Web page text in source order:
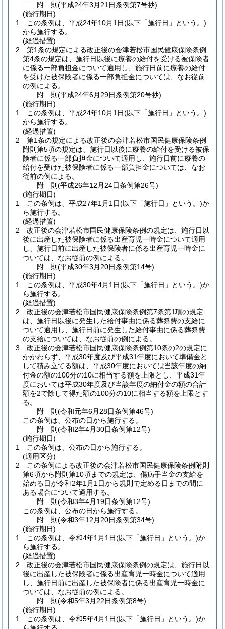
附 則(平成24年3月21日条例第7号抄)
(施行期日)
1
この条例は、平成24年10月1日(以下「施行日」という。)
から施行する。
(経過措置)
2
第1条の規定による改正後の会津若松市国民健康保険条例
第4条の規定は、施行日以後に療養の給付を受ける被保険者
に係る一部負担金について適用し、施行日前に療養の給付
を受けた被保険者に係る一部負担金については、なお従前
の例による。
附 則(平成24年6月29日条例第20号抄)
(施行期日)
1
この条例は、平成24年10月1日(以下「施行日」という。)
から施行する。
(経過措置)
2
第1条の規定による改正後の会津若松市国民健康保険条例
附則第5項の規定は、施行日以後に療養の給付を受ける被保
険者に係る一部負担金について適用し、施行日前に療養の
給付を受けた被保険者に係る一部負担金については、なお
従前の例による。
附 則(平成26年12月24日条例第26号)
(施行期日)
1
この条例は、平成27年1月1日(以下「施行日」という。)か
ら施行する。
(経過措置)
2
改正後の会津若松市国民健康保険条例の規定は、施行日以
後に出産した被保険者に係る出産育児一時金について適用
し、施行日前に出産した被保険者に係る出産育児一時金に
ついては、なお従前の例による。
附 則(平成30年3月20日条例第14号)
(施行期日)
1
この条例は、平成30年4月1日(以下「施行日」という。)か
ら施行する。
(経過措置)
2
改正後の会津若松市国民健康保険条例第7条第1項の規定
は、施行日以後に発生した給付事由に係る葬祭費の支給に
ついて適用し、施行日前に発生した給付事由に係る葬祭費
の支給については、なお従前の例による。
3
改正後の会津若松市国民健康保険条例第10条の2の規定に
かかわらず、平成30年度及び平成31年度において準備金と
して積み立てる額は、平成30年度においては当該年度の納
付金の額の100分の10に相当する額を上限とし、平成31年
度においては平成30年度及び当該年度の納付金の額の合計
額を2で除して得た額の100分の10に相当する額を上限とす
る。
附 則(令和元年6月28日条例第46号)
この条例は、公布の日から施行する。
附 則(令和2年4月30日条例第12号)
(施行期日)
1
この条例は、公布の日から施行する。
(適用区分)
2
この条例による改正後の会津若松市国民健康保険条例附則
第6項から附則第10項までの規定は、傷病手当金の支給を
始める日が令和2年1月1日から規則で定める日までの間に
ある場合について適用する。
附 則(令和3年4月19日条例第12号)
この条例は、公布の日から施行する。
附 則(令和3年12月20日条例第34号)
(施行期日)
1
この条例は、令和4年1月1日(以下「施行日」という。)か
ら施行する。
(経過措置)
2
改正後の会津若松市国民健康保険条例の規定は、施行日以
後に出産した被保険者に係る出産育児一時金について適用
し、施行日前に出産した被保険者に係る出産育児一時金に
ついては、なお従前の例による。
附 則(令和5年3月22日条例第8号)
(施行期日)
1
この条例は、令和5年4月1日(以下「施行日」という。)か